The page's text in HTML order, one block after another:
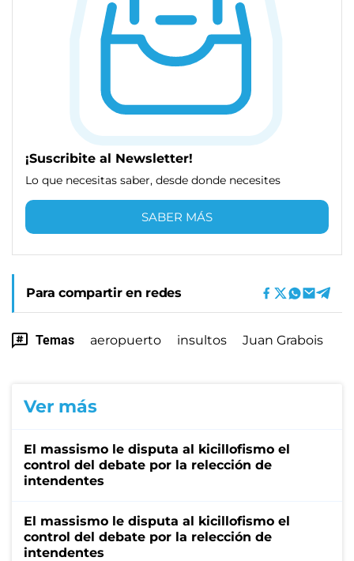
¡Suscribite al Newsletter!
Lo que necesitas saber, desde donde necesites
SABER MÁS
Para compartir en redes
Temas aeropuerto insultos Juan Grabois
Ver más
El massismo le disputa al kicillofismo el
control del debate por la relección de
intendentes
El massismo le disputa al kicillofismo el
control del debate por la relección de
intendentes